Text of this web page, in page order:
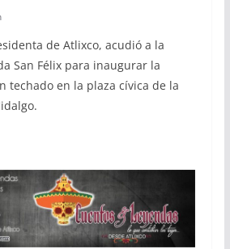
de Atlixco, acudió a la
San Félix para inaugurar la
techado en la plaza cívica de la